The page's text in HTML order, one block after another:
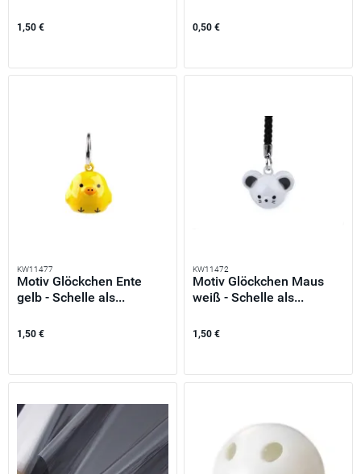
1,50 € 0,50 €
KW11477
Motiv Glöckchen Ente
gelb - Schelle als...
1,50 €
KW11472
Motiv Glöckchen Maus
weiß - Schelle als...
1,50 €